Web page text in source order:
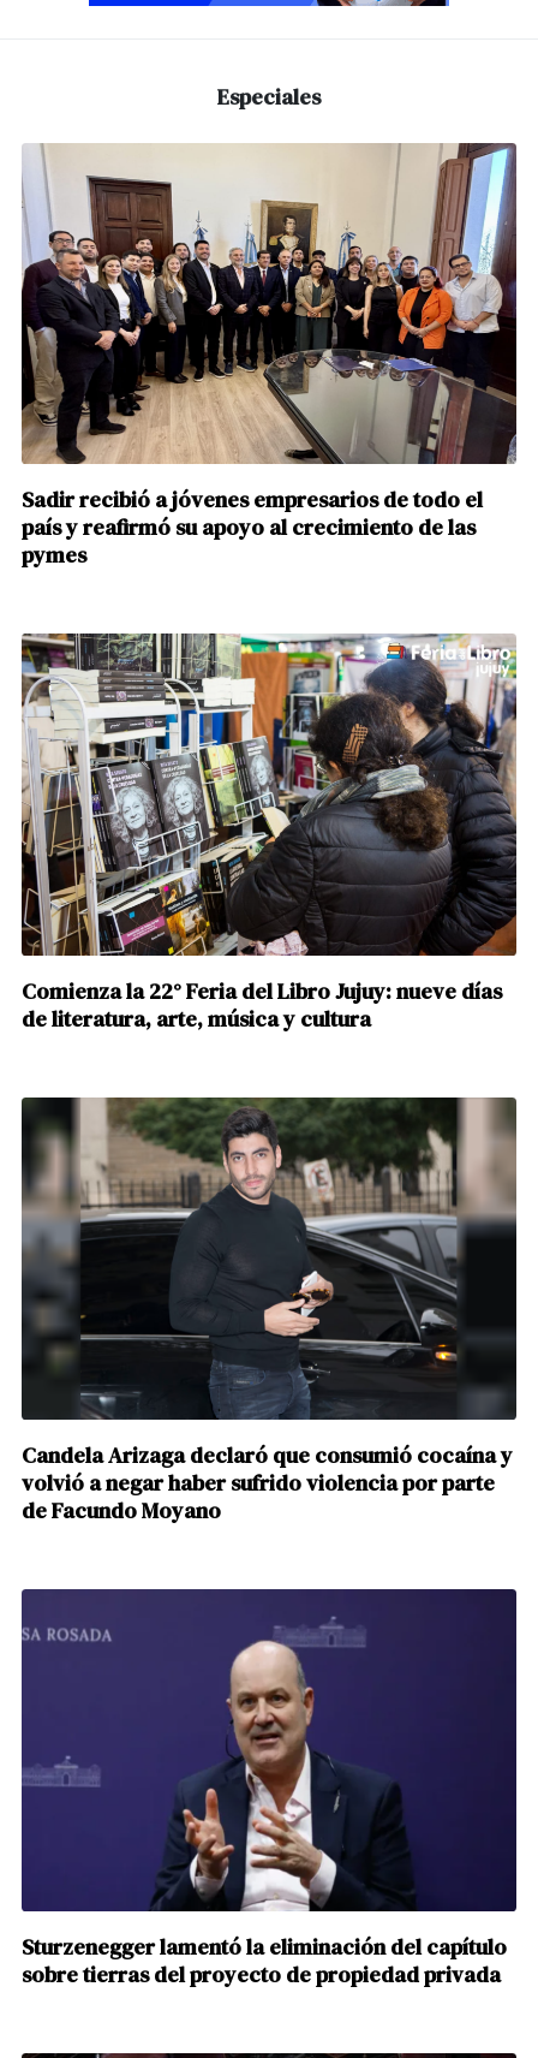
Especiales
Sadir recibió a jóvenes empresarios de todo el
país y reafirmó su apoyo al crecimiento de las
pymes
Comienza la 22° Feria del Libro Jujuy: nueve días
de literatura, arte, música y cultura
Candela Arizaga declaró que consumió cocaína y
volvió a negar haber sufrido violencia por parte
de Facundo Moyano
Sturzenegger lamentó la eliminación del capítulo
sobre tierras del proyecto de propiedad privada